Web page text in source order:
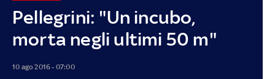
Pellegrini: "Un incubo,
morta negli ultimi 50 m"
10 ago 2016 - 07:00